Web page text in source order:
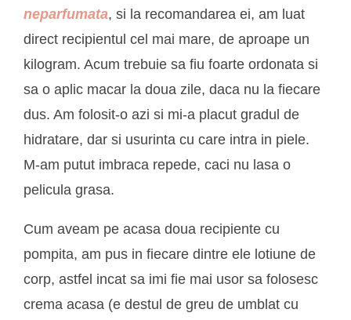
neparfumata, si la recomandarea ei, am luat
direct recipientul cel mai mare, de aproape un
kilogram. Acum trebuie sa fiu foarte ordonata si
sa o aplic macar la doua zile, daca nu la fiecare
dus. Am folosit-o azi si mi-a placut gradul de
hidratare, dar si usurinta cu care intra in piele.
M-am putut imbraca repede, caci nu lasa o
pelicula grasa.
Cum aveam pe acasa doua recipiente cu
pompita, am pus in fiecare dintre ele lotiune de
corp, astfel incat sa imi fie mai usor sa folosesc
crema acasa (e destul de greu de umblat cu